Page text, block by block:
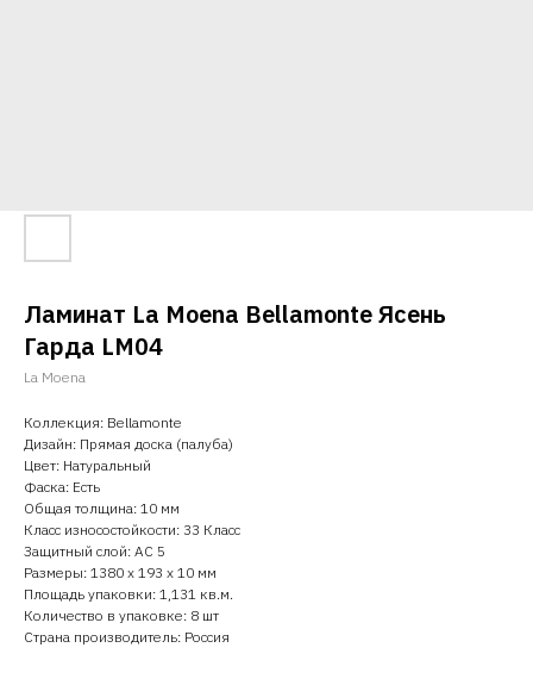
Ламинат La Moena Bellamonte Ясень
Гарда LM04
La Moena
Коллекция: Bellamonte
Дизайн: Прямая доска (палуба)
Цвет: Натуральный
Фаска: Есть
Общая толщина: 10 мм
Класс износостойкости: 33 Класс
Защитный слой: AC 5
Размеры: 1380 x 193 x 10 мм
Площадь упаковки: 1,131 кв.м.
Количество в упаковке: 8 шт
Страна производитель: Россия